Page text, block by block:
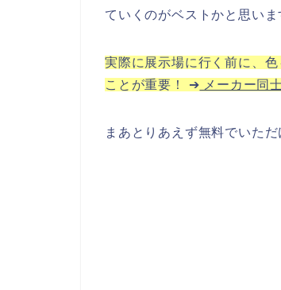
ていくのがベストかと思いま
実際に展示場に行く前に、
ことが重要！ ➔ メーカー同
まあとりあえず無料でいた